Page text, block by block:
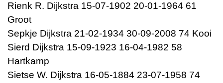
Rienk R. Dijkstra 15-07-1902 20-01-1964 61
Groot
Sepkje Dijkstra 21-02-1934 30-09-2008 74 Kooi
Sierd Dijkstra 15-09-1923 16-04-1982 58
Hartkamp
Sietse W. Dijkstra 16-05-1884 23-07-1958 74